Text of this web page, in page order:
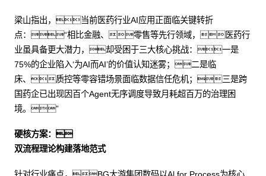
梁山指出，当前医药行业AI应用正面临关键转折
点：“相比金融、零售等先行领域，医药行
业虽具备更大潜力，却受困于三大核心挑战：一是
75%的企业陷入‘为AI而AI’的价值认知迷雾；二是临
床、质控等零容错场景面临数据信任危机；三是跨
国药企已出现因百个Agent无序调度导致月耗超百万的治理困
境。”
硬核方案：
双流程理论构建落地范式